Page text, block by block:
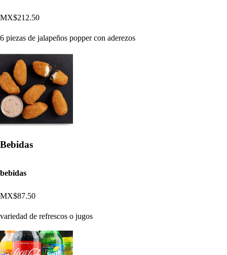
MX$212.50
6 piezas de jalapeños popper con aderezos
Bebidas
bebidas
MX$87.50
variedad de refrescos o jugos